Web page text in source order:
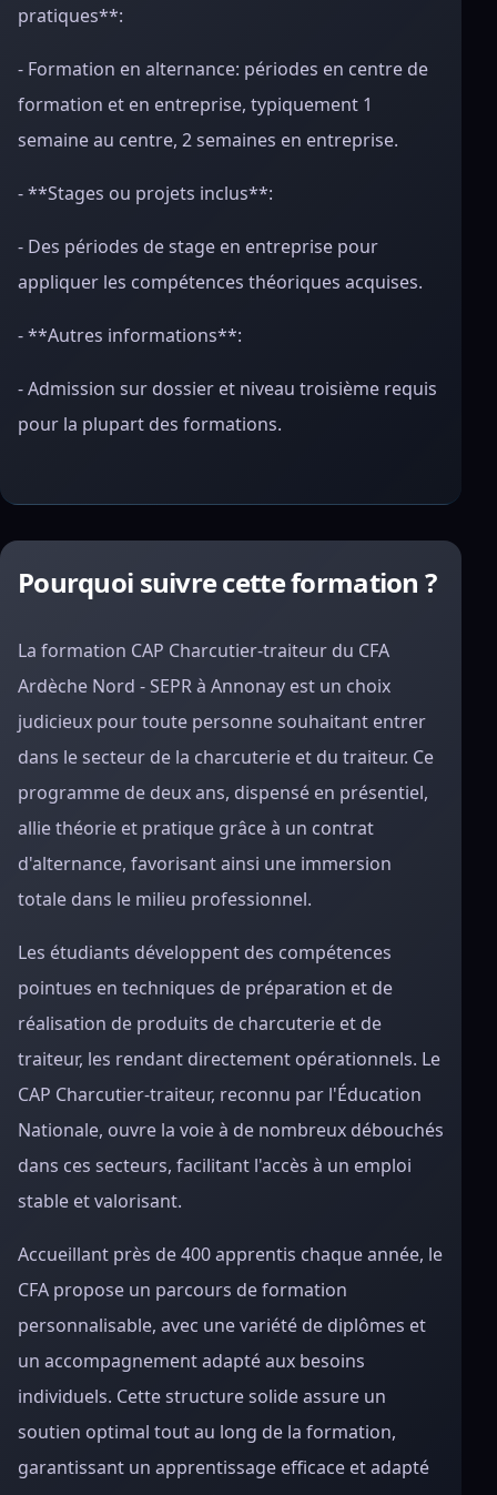
pratiques**:
- Formation en alternance: périodes en centre de
formation et en entreprise, typiquement 1
semaine au centre, 2 semaines en entreprise.
- **Stages ou projets inclus**:
- Des périodes de stage en entreprise pour
appliquer les compétences théoriques acquises.
- **Autres informations**:
- Admission sur dossier et niveau troisième requis
pour la plupart des formations.
Pourquoi suivre cette formation ?
La formation CAP Charcutier-traiteur du CFA
Ardèche Nord - SEPR à Annonay est un choix
judicieux pour toute personne souhaitant entrer
dans le secteur de la charcuterie et du traiteur. Ce
programme de deux ans, dispensé en présentiel,
allie théorie et pratique grâce à un contrat
d'alternance, favorisant ainsi une immersion
totale dans le milieu professionnel.
Les étudiants développent des compétences
pointues en techniques de préparation et de
réalisation de produits de charcuterie et de
traiteur, les rendant directement opérationnels. Le
CAP Charcutier-traiteur, reconnu par l'Éducation
Nationale, ouvre la voie à de nombreux débouchés
dans ces secteurs, facilitant l'accès à un emploi
stable et valorisant.
Accueillant près de 400 apprentis chaque année, le
CFA propose un parcours de formation
personnalisable, avec une variété de diplômes et
un accompagnement adapté aux besoins
individuels. Cette structure solide assure un
soutien optimal tout au long de la formation,
garantissant un apprentissage efficace et adapté